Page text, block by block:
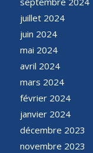
juillet 2024
juin 2024
mai 2024
avril 2024
mars 2024
février 2024
janvier 2024
décembre 2023
novembre 2023